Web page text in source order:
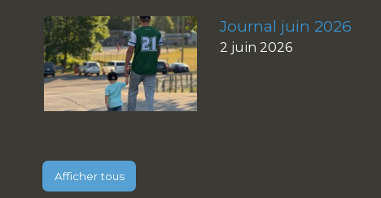
Journal juin 2026
2 juin 2026
Afficher tous